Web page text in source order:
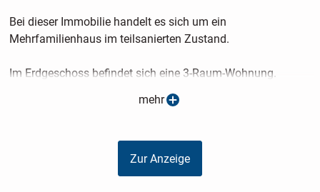
Bei dieser Immobilie handelt es sich um ein
Mehrfamilienhaus im teilsanierten Zustand.
Im Erdgeschoss befindet sich eine 3-Raum-Wohnung.
Durch notwendige Sanierungsarbeiten kann diese Wohnung
wieder in neuem Glanz erstrahlen.
Die Wohnung im Obergeschoss wurde bis 2025 bewohnt
und befindet sich in einem guten Zustand.
Nach einigen wenigen Schönheitsreparaturen kann diese
mehr
Zur Anzeige